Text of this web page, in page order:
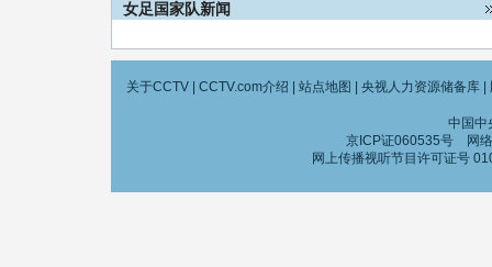
女足国家队新闻
关于CCTV| CCTV.com介绍 站点地图 央视人力资源储备库|
中国中
京ICP证060535号网络
网上传播视听节目许可证号